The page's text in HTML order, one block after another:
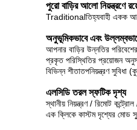
পুরো বাড়ির আলো নিয়ন্ত্রণে
Traditionalতিহ্যবাহী একক আলো
অনুভূমিকভাবে এবং
আপনার বাড়ির উন্নতির
প্রকৃত পরিস্থিতির প্রয়োজন
বিভিন্ন শীতাতপনিয়ন্ত্রণ সুবিধা
এলসিডি তরল স্ফটিক দৃশ্য
স্থানীয় নিয়ন্ত্রণ / রিমোট
এক ক্লিকে কাস্টম দৃশ্যের মোড